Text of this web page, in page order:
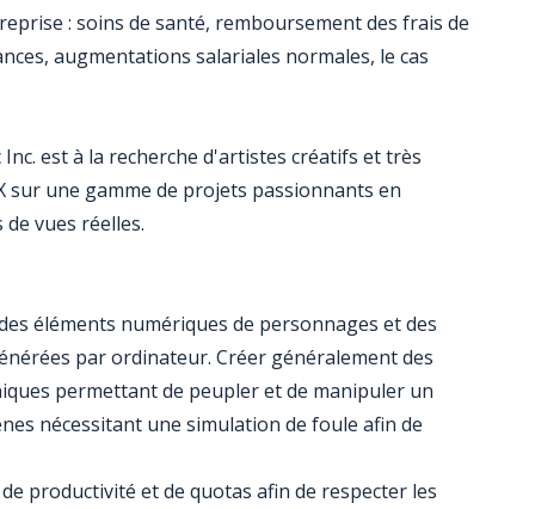
: soins de santé, remboursement des frais de
augmentations salariales normales, le cas
est à la recherche d'artistes créatifs et très
sur une gamme de projets passionnants en
vues réelles.
éléments numériques de personnages et des
par ordinateur. Créer généralement des
permettant de peupler et de manipuler un
nécessitant une simulation de foule afin de
productivité et de quotas afin de respecter les